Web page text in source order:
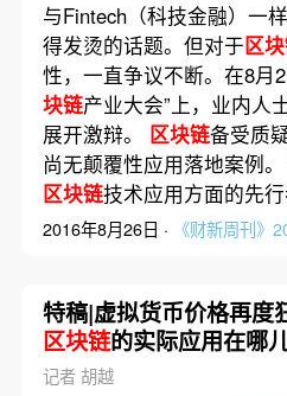
与Fintech（科技金融）一样
得发烫的话题。但对于区
性，一直争议不断。在8月
块链产业大会”上，业内人
展开激辩。 区块链备受质
尚无颠覆性应用落地案例
区块链技术应用方面的先
2016年8月26日 · 《财新周刊》
特稿|虚拟货币价格再度
区块链的实际应用在哪
记者 胡越